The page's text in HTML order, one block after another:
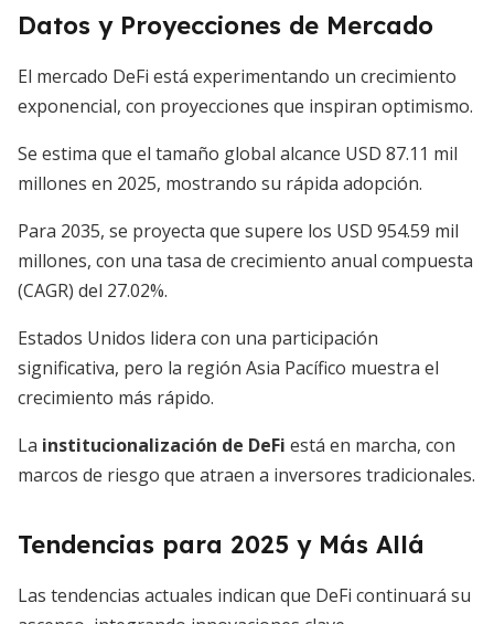
Datos y Proyecciones de Mercado
El mercado DeFi está experimentando un crecimiento
exponencial, con proyecciones que inspiran optimismo.
Se estima que el tamaño global alcance USD 87.11 mil
millones en 2025, mostrando su rápida adopción.
Para 2035, se proyecta que supere los USD 954.59 mil
millones, con una tasa de crecimiento anual compuesta
(CAGR) del 27.02%.
Estados Unidos lidera con una participación
significativa, pero la región Asia Pacífico muestra el
crecimiento más rápido.
La institucionalización de DeFi está en marcha, con
marcos de riesgo que atraen a inversores tradicionales.
Tendencias para 2025 y Más Allá
Las tendencias actuales indican que DeFi continuará su